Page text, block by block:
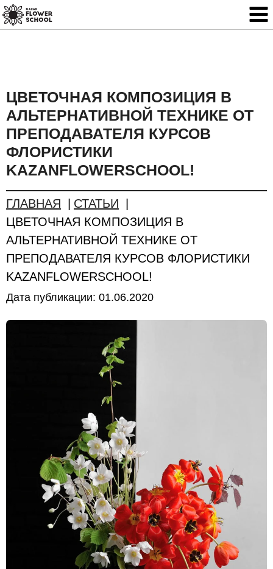
ЦВЕТОЧНАЯ КОМПОЗИЦИЯ В
АЛЬТЕРНАТИВНОЙ ТЕХНИКЕ ОТ
ПРЕПОДАВАТЕЛЯ КУРСОВ
ФЛОРИСТИКИ
KAZANFLOWERSCHOOL!
ГЛАВНАЯ
СТАТЬИ
ЦВЕТОЧНАЯ КОМПОЗИЦИЯ В
АЛЬТЕРНАТИВНОЙ ТЕХНИКЕ ОТ
ПРЕПОДАВАТЕЛЯ КУРСОВ ФЛОРИСТИКИ
KAZANFLOWERSCHOOL!
Дата публикации: 01.06.2020